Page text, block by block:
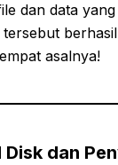
dan data
asalnya!
Disk dan